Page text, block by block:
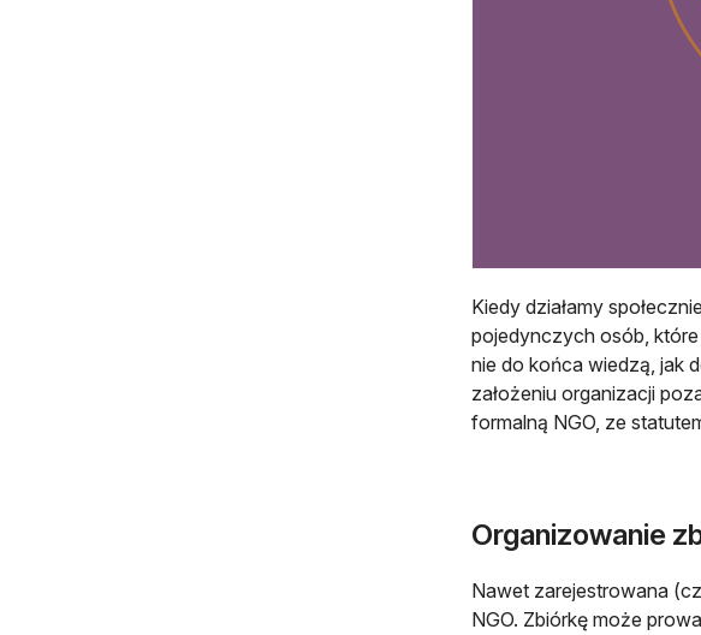
Kiedy działamy
pojedynczych osób, które
nie do końca wiedzą, jak
założeniu organizacji
formalną NGO, ze
Organizowanie
Nawet zarejestrowana
NGO. Zbiórkę może